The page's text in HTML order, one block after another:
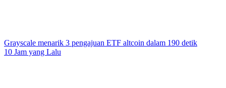
Grayscale menarik 3 pengajuan ETF altcoin dalam 190 detik
10 Jam yang Lalu